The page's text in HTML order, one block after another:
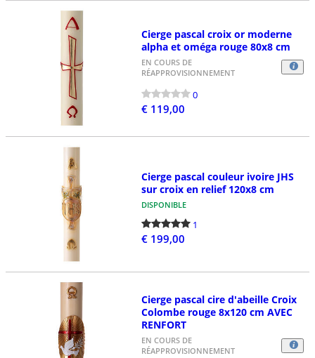
Cierge pascal croix or moderne
alpha et oméga rouge 80x8 cm
EN COURS DE
RÉAPPROVISIONNEMENT
0
€ 119,00
Cierge pascal couleur ivoire JHS
sur croix en relief 120x8 cm
DISPONIBLE
1
€ 199,00
Cierge pascal cire d'abeille Croix
Colombe rouge 8x120 cm AVEC
RENFORT
EN COURS DE
RÉAPPROVISIONNEMENT